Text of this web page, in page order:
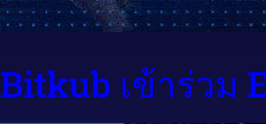
Bitkub เข้าร่วม